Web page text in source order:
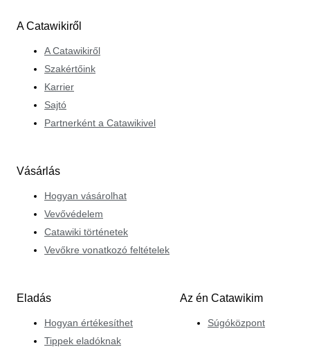
A Catawikiről
A Catawikiről
Szakértőink
Karrier
Sajtó
Partnerként a Catawikivel
Vásárlás
Hogyan vásárolhat
Vevővédelem
Catawiki történetek
Vevőkre vonatkozó feltételek
Eladás
Hogyan értékesíthet
Tippek eladóknak
Az én Catawikim
Súgóközpont